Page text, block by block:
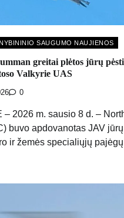
SAUGUMO NAUJIENOS
greitai plėtos jūrų
Valkyrie UAS
0
– 2026 m. sausio 8 d. –
buvo apdovanotas JAV
ir žemės specialiųjų